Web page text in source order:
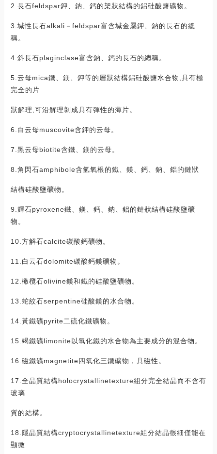
2.長石feldspar鉀、鈉、鈣的架狀結構的鋁硅酸鹽礦物。
3.堿性長石alkali－feldspar富含堿金屬鉀、鈉的長石的總
稱。
4.斜長石plaginclase富含鈉、鈣的長石的總稱。
5.云母mica鐵、鎂、鉀等的層狀結構鋁硅酸鹽水合物,具有極
完全的片
狀解理,可沿解理剝成具有彈性的薄片。
6.白云母muscovite含鉀的云母。
7.黑云母biotite含鐵、鎂的云母。
8.角閃石amphibole含氫氧根的鐵、鎂、鈣、鈉、鋁的鏈狀
結構硅酸鹽礦物。
9.輝石pyroxene鐵、鎂、鈣、鈉、鋁的鏈狀結構硅酸鹽礦
物。
10.方解石calcite碳酸鈣礦物。
11.白云石dolomite碳酸鈣鎂礦物。
12.橄欖石olivine鎂和鐵的硅酸鹽礦物。
13.蛇紋石serpentine硅酸鎂的水合物。
14.黃鐵礦pyrite二硫化鐵礦物。
15.竭鐵礦limonite以氧化鐵的水合物為主要成分的混合物。
16.磁鐵礦magnetite四氧化三鐵礦物，具磁性。
17.全晶質結構holocrystallinetexture組分完全結晶而不含有
玻璃
質的結構。
18.隱晶質結構cryptocrystallinetexture組分結晶很細僅能在
顯微